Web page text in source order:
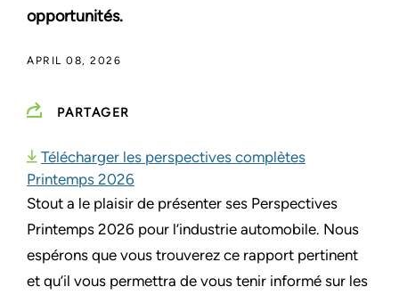
opportunités.
APRIL 08, 2026
PARTAGER
Télécharger les perspectives complètes
Printemps 2026
Stout a le plaisir de présenter ses Perspectives
Printemps 2026 pour l’industrie automobile. Nous
espérons que vous trouverez ce rapport pertinent
et qu’il vous permettra de vous tenir informé sur les